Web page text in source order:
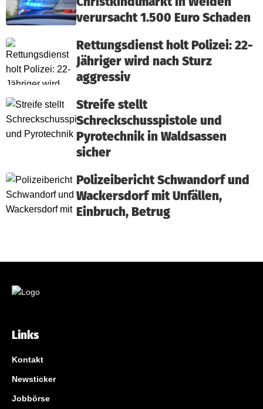
verursacht 1.500 Euro Schaden
Rettungsdienst holt Polizei: 22-
Jähriger wird nach Sturz
aggressiv
Streife stellt
Schreckschusspistole und
Pyrotechnik in Waldsassen
sicher
Polizeibericht Schwandorf und
Wackersdorf mit Unfällen,
Einbruch, Betrug
Links
Kontakt
Newsticker
Jobbörse